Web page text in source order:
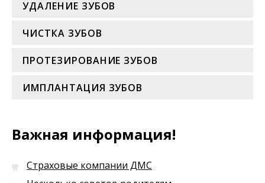
УДАЛЕНИЕ ЗУБОВ
ЧИСТКА ЗУБОВ
ПРОТЕЗИРОВАНИЕ ЗУБОВ
ИМПЛАНТАЦИЯ ЗУБОВ
Важная информация!
Страховые компании ДМС